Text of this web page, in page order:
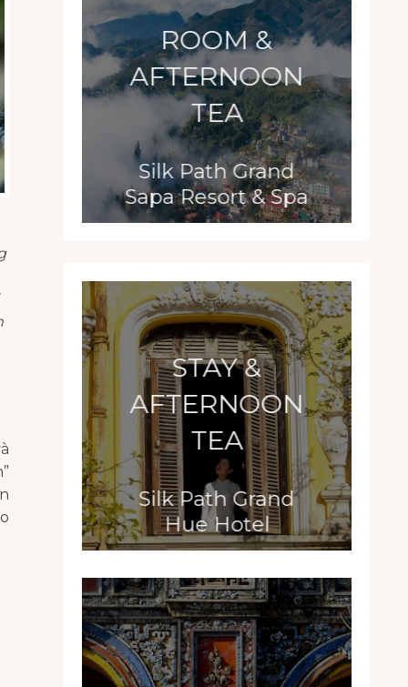
ROOM &
AFTERNOON
TEA
Silk Path Grand
Sapa Resort & Spa
STAY &
AFTERNOON
TEA
Silk Path Grand
Hue Hotel